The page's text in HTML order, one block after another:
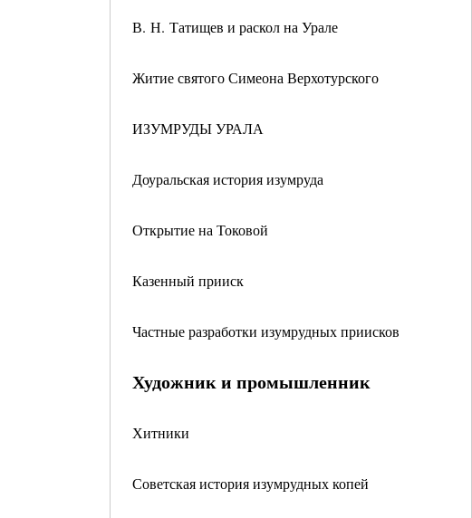
В. Н. Татищев и раскол на Урале
Житие святого Симеона Верхотурского
ИЗУМРУДЫ УРАЛА
Доуральская история изумруда
Открытие на Токовой
Казенный прииск
Частные разработки изумрудных приисков
Художник и промышленник
Хитники
Советская история изумрудных копей